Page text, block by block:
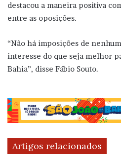
destacou a maneira positiva
entre as oposições.
“Não há imposições de
interesse do que seja melhor
Bahia”, disse Fábio Souto.
Artigos relacionados